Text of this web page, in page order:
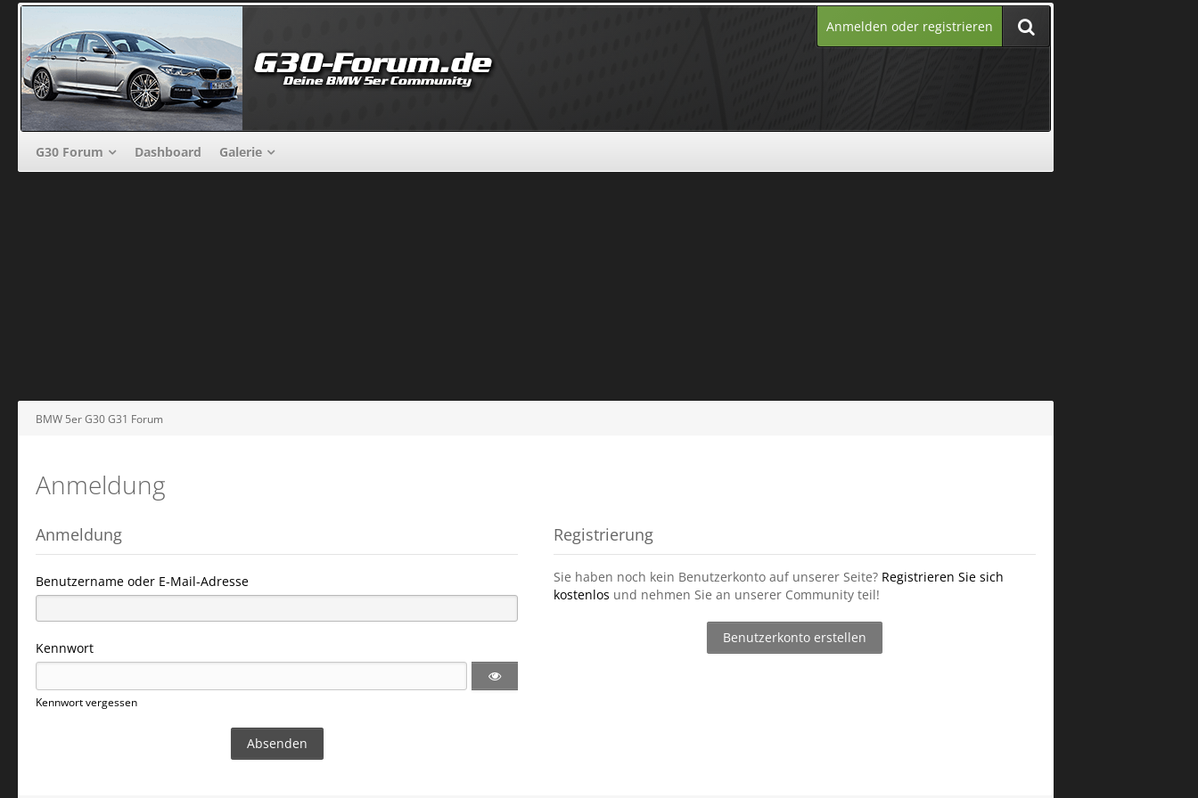
Anmelden oder registrieren
G30 Forum Dashboard Galerie
BMW 5er G30 G31 Forum
Anmeldung
Anmeldung
Benutzername oder E-Mail-Adresse
Kennwort
Kennwort vergessen
Registrierung
Sie haben noch kein Benutzerkonto auf unserer Seite? Registrieren Sie sich
kostenlos und nehmen Sie an unserer Community teil!
Benutzerkonto erstellen